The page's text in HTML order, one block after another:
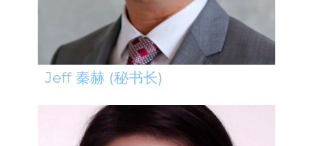
Jeff 秦赫 (秘书长)